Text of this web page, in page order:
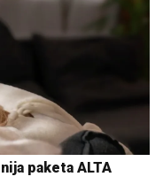
paketa ALTA